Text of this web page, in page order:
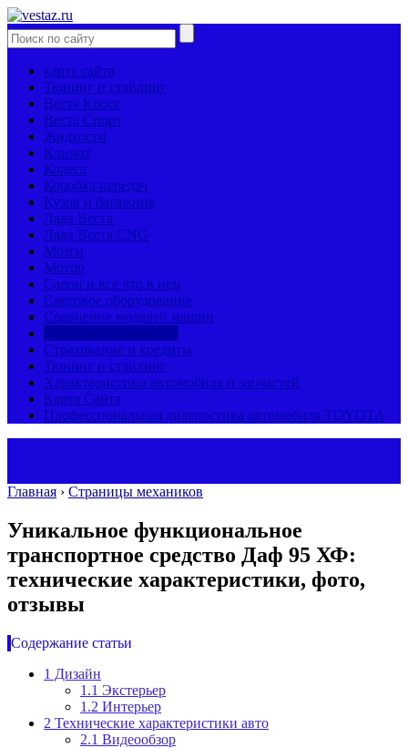
карта сайта
Тюнинг и стайлинг
Веста Кросс
Веста Спорт
Жидкости
Климат
Колеса
Коробка передач
Кузов и багажник
Лада Веста
Лада Веста CNG
Мозги
Мотор
Салон и все что в нем
Световое оборудование
Сравнение моделей машин
Страхование и кредиты
Тюнинг и стайлинг
Характеристики автомобиля и запчастей
Карта Сайта
Профессиональная диагностика автомобиля TOYOTA
Главная › Страницы механиков
Уникальное функциональное
транспортное средство Даф 95 ХФ:
технические характеристики, фото,
отзывы
Содержание статьи
1 Дизайн
1.1 Экстерьер
1.2 Интерьер
2 Технические характеристики авто
2.1 Видеообзор